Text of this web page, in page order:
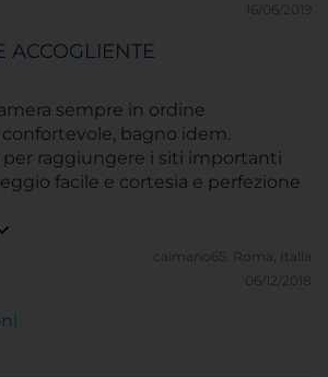
16/06/2019
ACCOGLIENTE
sempre in ordine
bagno idem.
per raggiungere i siti importanti
facile e cortesia e perfezione
caimano65.
Roma, Italia
06/12/2018